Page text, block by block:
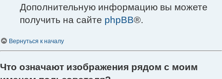
Дополнительную информацию вы можете
получить на сайте phpBB®.
Вернуться к началу
Что означают изображения рядом с моим